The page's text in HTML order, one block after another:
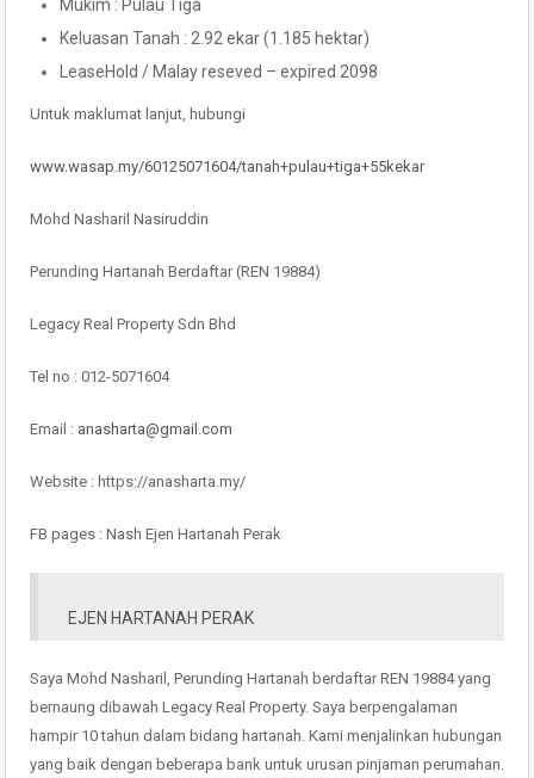
Mukim : Pulau Tiga
Keluasan Tanah : 2.92 ekar (1.185 hektar)
LeaseHold / Malay reseved – expired 2098
Untuk maklumat lanjut, hubungi
www.wasap.my/60125071604/tanah+pulau+tiga+55kekar
Mohd Nasharil Nasiruddin
Perunding Hartanah Berdaftar (REN 19884)
Legacy Real Property Sdn Bhd
Tel no : 012-5071604
Email : anasharta@gmail.com
Website : https://anasharta.my/
FB pages : Nash Ejen Hartanah Perak
EJEN HARTANAH PERAK
Saya Mohd Nasharil, Perunding Hartanah berdaftar REN 19884 yang
bernaung dibawah Legacy Real Property. Saya berpengalaman
hampir 10 tahun dalam bidang hartanah. Kami menjalinkan hubungan
yang baik dengan beberapa bank untuk urusan pinjaman perumahan.